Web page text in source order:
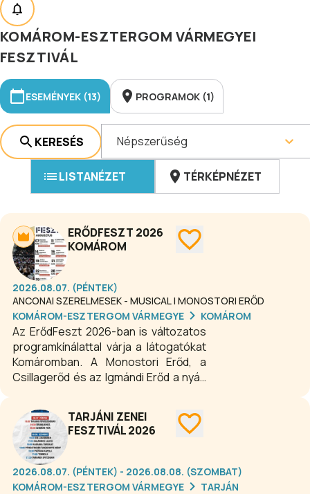
KOMÁROM-ESZTERGOM VÁRMEGYEI
FESZTIVÁL
ESEMÉNYEK (13) PROGRAMOK (1)
KERESÉS Népszerűség
LISTANÉZET TÉRKÉPNÉZET
ERŐDFESZT 2026
KOMÁROM
2026.08.07. (PÉNTEK)
ANCONAI SZERELMESEK - MUSICAL | MONOSTORI ERŐD
KOMÁROM-ESZTERGOM VÁRMEGYE
KOMÁROM
Az ErődFeszt 2026-ban is változatos
programkínálattal várja a látogatókat
Komáromban. A Monostori Erőd, a
Csillagerőd és az Igmándi Erőd a nyári
előadásokkal és hagyományőrző
programokkal készül.
TARJÁNI ZENEI
FESZTIVÁL 2026
2026.08.07. (PÉNTEK) - 2026.08.08. (SZOMBAT)
KOMÁROM-ESZTERGOM VÁRMEGYE
TARJÁN